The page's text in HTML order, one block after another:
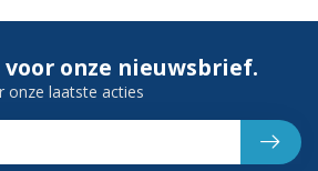
onze nieuwsbrief.
onze laatste acties